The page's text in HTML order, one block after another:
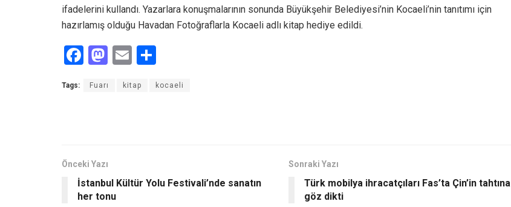
ifadelerini kullandı. Yazarlara konuşmalarının sonunda Büyükşehir Belediyesi’nin Kocaeli’nin tanıtımı için
hazırlamış olduğu Havadan Fotoğraflarla Kocaeli adlı kitap hediye edildi.
F
ce
k
M
st
E
ail
ar
Tags: Fuarı kitap kocaeli
Önceki Yazı
İstanbul Kültür Yolu Festivali’nde sanatın
her tonu
Sonraki Yazı
Türk mobilya ihracatçıları Fas’ta Çin’in tahtına
göz dikti